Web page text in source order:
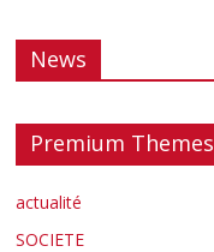
News
Premium Themes
actualité
SOCIETE